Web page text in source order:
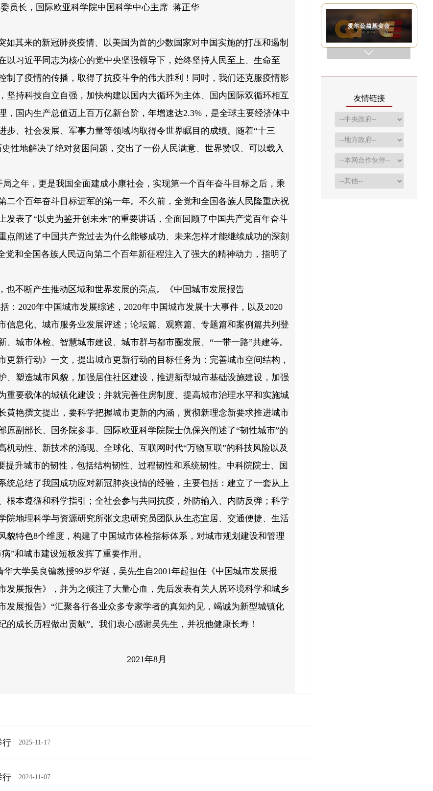
员长，国际欧亚科学院中国科学中心主席 蒋正华
其来的新冠肺炎疫情、以美国为首的少数国家对中国实施的打压和遏制
习近平同志为核心的党中央坚强领导下，始终坚持人民至上、生命至
了疫情的传播，取得了抗疫斗争的伟大胜利！同时，我们还克服疫情影
持科技自立自强，加快构建以国内大循环为主体、国内国际双循环相互
国内生产总值迈上百万亿新台阶，年增速达2.3%，是全球主要经济体中
、社会发展、军事力量等领域均取得令世界瞩目的成绩。随着“十三
性地解决了绝对贫困问题，交出了一份人民满意、世界赞叹、可以载入
之年，更是我国全面建成小康社会，实现第一个百年奋斗目标之后，乘
二个百年奋斗目标进军的第一年。不久前，全党和全国各族人民隆重庆祝
表了“以史为鉴开创未来”的重要讲话，全面回顾了中国共产党百年奋斗
阐述了中国共产党过去为什么能够成功、未来怎样才能继续成功的深刻
和全国各族人民迈向第二个百年新征程注入了强大的精神动力，指明了
不断产生推动区域和世界发展的亮点。《中国城市发展报告
：2020年中国城市发展综述，2020年中国城市发展十大事件，以及2020
息化、城市服务业发展评述；论坛篇、观察篇、专题篇和案例篇共列登
城市体检、智慧城市建设、城市群与都市圈发展、“一带一路”共建等。
新行动》一文，提出城市更新行动的目标任务为：完善城市空间结构，
、塑造城市风貌，加强居住社区建设，推进新型城市基础设施建设，加强
重要载体的城镇化建设；并就完善住房制度、提高城市治理水平和实施城
黄艳撰文提出，要科学把握城市更新的内涵，贯彻新理念新要求推进城市
副部长、国务院参事、国际欧亚科学院院士仇保兴阐述了“韧性城市”的
动性、新技术的涌现、全球化、互联网时代“万物互联”的科技风险以及
升城市的韧性，包括结构韧性、过程韧性和系统韧性。中科院院士、国
统总结了我国成功应对新冠肺炎疫情的经验，主要包括：建立了一套从上
本遵循和科学指引；全社会参与共同抗疫，外防输入、内防反弹；科学
院地理科学与资源研究所张文忠研究员团队从生态宜居、交通便捷、生活
特色8个维度，构建了中国城市体检指标体系，对城市规划建设和管理
”和城市建设短板发挥了重要作用。
学吴良镛教授99岁华诞，吴先生自2001年起担任《中国城市发展报
发展报告》，并为之倾注了大量心血，先后发表有关人居环境科学和城乡
发展报告》“汇聚各行各业众多专家学者的真知灼见，竭诚为新型城镇化
成长历程做出贡献”。我们衷心感谢吴先生，并祝他健康长寿！
年8月
行 2025-11-17
行 2024-11-07
友情链接